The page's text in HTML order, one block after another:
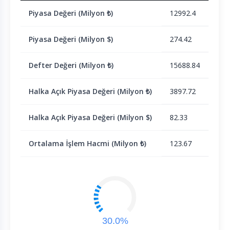
Piyasa Değeri (Milyon ₺) 12992.4
Piyasa Değeri (Milyon $) 274.42
Defter Değeri (Milyon ₺) 15688.84
Halka Açık Piyasa Değeri (Milyon ₺) 3897.72
Halka Açık Piyasa Değeri (Milyon $) 82.33
Ortalama İşlem Hacmi (Milyon ₺) 123.67
30.0%